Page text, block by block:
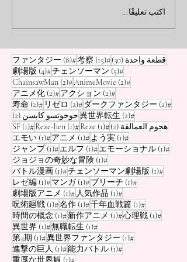
خلال ذكريات الأحباء، مستوحاة
اكتب تعليقًا...
قطعة واحدة (30) 30 منشورًا
#考察
(15) 15 منشورًا
#ファンタジー
(8)
#チェンソーマン
(5) 5 منشورات#劇場版
(4)
#AnimeMovie
(2) منشوران (2)
#ChainsawMan
(2)
#アクション
(2) منشوران (2)
#アニメ化
(2)
#ダークファンタジー
(2) منشوران (2)
#リゼロ
(2) منشوران (2)
#寿命
(2)
#異世界転生
(2) منشوران (2)
جوجوتسو كايسن (2)
هجوم العمالقة (2) منشوران (2)
#Reze
(1) منشور واحد (1)
#Reze-hen
(1) منشور
#SF
(1)
#よう実
(1) منشور واحد (1)
#アニメ
(1) منشور واحد (1)
#エモい
(1)
#エモーショナル
(1) منشور واحد (1)
#エルフ
(1) منشور واحد (1)
#ジャンプ
(1)
#ジョジョの奇妙な冒険
(1)
#チェンソーマン劇場版
(1) منشور واحد (1)
#バトル漫画
(1)
#ブリーチ
(1) منشور واحد (1)
#マンガ
(1) منشور واحد (1)
#レゼ編
(1)
#人気作品
(1) منشور واحد (1)
#劇場版アニメ
(1)
#千年血戦篇
(1) منشور واحد (1)
#名作
(1) منشور واحد (1)
#呪術廻戦
(1)
#心理戦
(1) منشور واحد (1)
#新作アニメ
(1) منشور واحد (1)
#時間の概念
(1)
#無職転生
(1) منشور واحد (1)
#異世界
(1)
#異世界ファンタジー
(1) منشور واحد (1)
#第4期
(1)
#能力バトル
(1) منشور واحد (1)
#進撃の巨人
(1)